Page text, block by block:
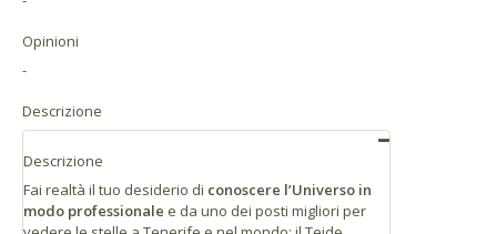
inglese, francese, russo e italiano
un membro di Volcano Teide verrà a prenderti.
punto esatto.
Coordinate: 28.254448, - 16.625747
Strada: Carretera TF-21, km 43 - Parco Nazionale del
Teide
Opinioni
-
Descrizione
Descrizione
Fai realtà il tuo desiderio di conoscere l’Universo in
modo professionale e da uno dei posti migliori per